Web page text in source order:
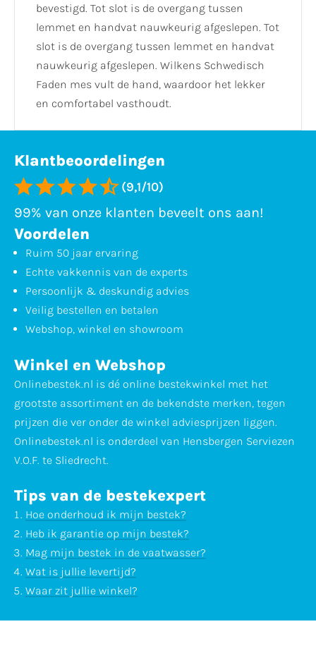
bevestigd. Tot slot is de overgang tussen
lemmet en handvat nauwkeurig afgeslepen. Tot
slot is de overgang tussen lemmet en handvat
nauwkeurig afgeslepen. Wilkens Schwedisch
Faden mes vult de hand, waardoor het lekker
en comfortabel vasthoudt.
Klantbeoordelingen
(9,1/10)
99% van onze klanten beveelt ons aan!
Voordelen
Ruim 50 jaar ervaring
Echte vakkennis van de experts
Persoonlijk & deskundig advies
Veilig bestellen en betalen
Webshop, winkel en showroom
Winkel en Webshop
Onlinebestek.nl is dé online bestekwinkel met het
grootste assortiment en de bekendste merken, tegen
prijzen die ver onder de winkel adviesprijzen liggen.
Onlinebestek.nl is onderdeel van Hensbergen Serviezen
V.O.F. te Sliedrecht.
Tips van de bestekexpert
Hoe onderhoud ik mijn bestek?
Heb ik garantie op mijn bestek?
Mag mijn bestek in de vaatwasser?
Wat is jullie levertijd?
Waar zit jullie winkel?